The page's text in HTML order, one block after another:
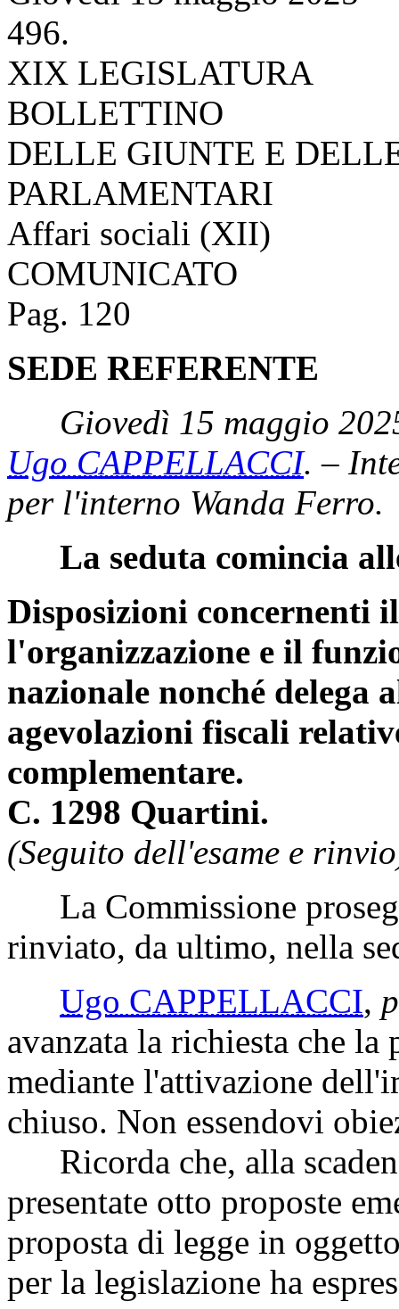
Versione Stampa
Rif. normativi
sommario
Scarica il PDF
CAMERA DEI DEPUTATI
Giovedì 15 maggio 2025
496.
XIX LEGISLATURA
BOLLETTINO
DELLE GIUNTE E
PARLAMENTARI
Affari sociali (XII)
COMUNICATO
Pag. 120
SEDE REFERENTE
Giovedì 15 maggio
Ugo CAPPELLACCI. –
per l'interno Wanda Ferro.
La seduta comincia
Disposizioni concernenti
l'organizzazione e il
nazionale nonché
agevolazioni fiscali
complementare.
C. 1298 Quartini.
(Seguito dell'esame e
La Commissione
rinviato, da ultimo, nella
Ugo CAPPELLACCI,
avanzata la richiesta che